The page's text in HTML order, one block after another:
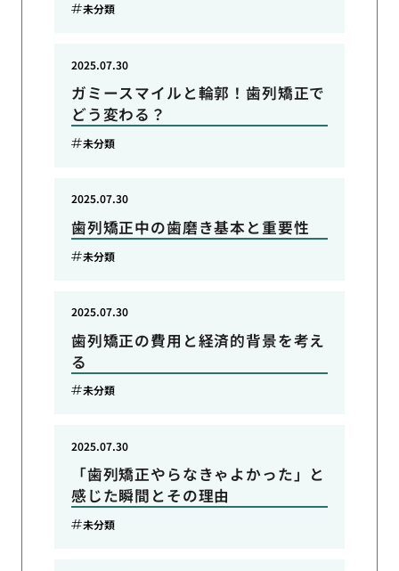
未分類
ガミースマイルと輪郭！歯列矯正で
どう変わる？
2025.07.30
未分類
歯列矯正中の歯磨き基本と重要性
2025.07.30
未分類
歯列矯正の費用と経済的背景を考え
る
2025.07.30
未分類
「歯列矯正やらなきゃよかった」と
感じた瞬間とその理由
2025.07.30
未分類